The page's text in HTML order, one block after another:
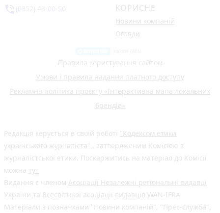
КОРИСНЕ
Новини компаній
Огляди
Правила користування сайтом
Умови і правила надання платного доступу
Рекламна політика проєкту «Інтерактивна мапа локальних
брендів»
Редакція керується в своїй роботі "Кодексом етики
українського журналіста"
, затвердженим Комісією з
журналістської етики. Поскаржитись на матеріал до Комісії
можна тут
Видання є членом Асоціації Незалежні регіональні видавці
України та Всесвітньої асоціації видавців WAN-IFRA
Матеріали з позначками "Новини компаній", "Прес-служба",